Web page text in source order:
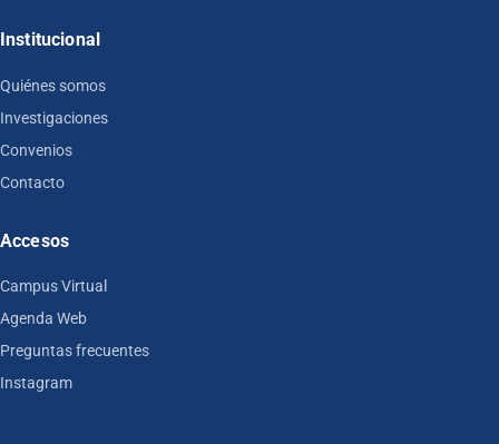
Institucional
Quiénes somos
Investigaciones
Convenios
Contacto
Accesos
Campus Virtual
Agenda Web
Preguntas frecuentes
Instagram